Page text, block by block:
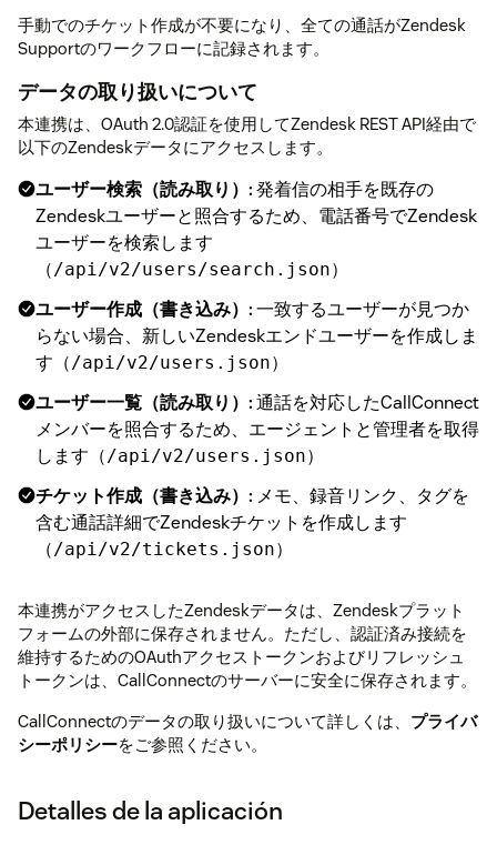
手動でのチケット作成が不要になり、全ての通話がZendesk
Supportのワークフローに記録されます。
データの取り扱いについて
本連携は、OAuth 2.0認証を使用してZendesk REST API経由で
以下のZendeskデータにアクセスします。
ユーザー検索（読み取り）:発着信の相手を既存の
Zendeskユーザーと照合するため、電話番号でZendesk
ユーザーを検索します
（/api/v2/users/search.json）
ユーザー作成（書き込み）:一致するユーザーが見つか
らない場合、新しいZendeskエンドユーザーを作成しま
す（/api/v2/users.json）
ユーザー一覧（読み取り）:通話を対応したCallConnect
メンバーを照合するため、エージェントと管理者を取得
します（/api/v2/users.json）
チケット作成（書き込み）: メモ、録音リンク、タグを
含む通話詳細でZendeskチケットを作成します
（/api/v2/tickets.json）
本連携がアクセスしたZendeskデータは、Zendeskプラット
フォームの外部に保存されません。ただし、認証済み接続を
維持するためのOAuthアクセストークンおよびリフレッシュ
トークンは、CallConnectのサーバーに安全に保存されます。
CallConnectのデータの取り扱いについて詳しくは、 プライバ
シーポリシーをご参照ください。
Detalles de la aplicación